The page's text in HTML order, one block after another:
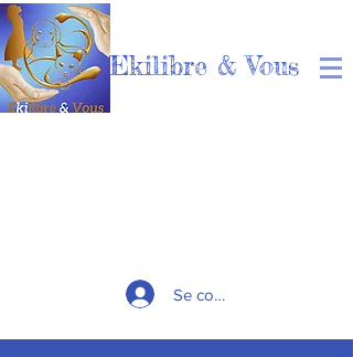
Ekilibre & Vous
Se connecter